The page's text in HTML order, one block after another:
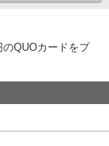
QUOカードをプ